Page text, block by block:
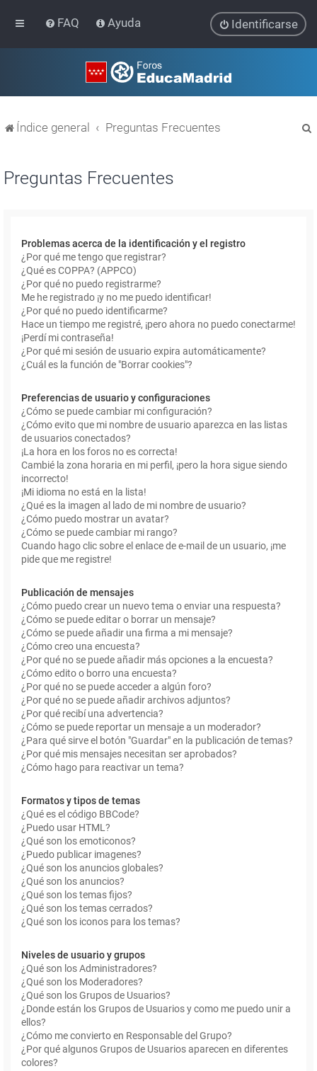
FAQ Ayuda Identificarse
Índice general Preguntas Frecuentes
Preguntas Frecuentes
Problemas acerca de la identificación y el registro
¿Por qué me tengo que registrar?
¿Qué es COPPA? (APPCO)
¿Por qué no puedo registrarme?
Me he registrado ¡y no me puedo identificar!
¿Por qué no puedo identificarme?
Hace un tiempo me registré, ¡pero ahora no puedo conectarme!
¡Perdí mi contraseña!
¿Por qué mi sesión de usuario expira automáticamente?
¿Cuál es la función de "Borrar cookies"?
Preferencias de usuario y configuraciones
¿Cómo se puede cambiar mi configuración?
¿Cómo evito que mi nombre de usuario aparezca en las listas
de usuarios conectados?
¡La hora en los foros no es correcta!
Cambié la zona horaria en mi perfil, ¡pero la hora sigue siendo
incorrecto!
¡Mi idioma no está en la lista!
¿Qué es la imagen al lado de mi nombre de usuario?
¿Cómo puedo mostrar un avatar?
¿Cómo se puede cambiar mi rango?
Cuando hago clic sobre el enlace de e-mail de un usuario, ¡me
pide que me registre!
Publicación de mensajes
¿Cómo puedo crear un nuevo tema o enviar una respuesta?
¿Cómo se puede editar o borrar un mensaje?
¿Cómo se puede añadir una firma a mi mensaje?
¿Cómo creo una encuesta?
¿Por qué no se puede añadir más opciones a la encuesta?
¿Cómo edito o borro una encuesta?
¿Por qué no se puede acceder a algún foro?
¿Por qué no se puede añadir archivos adjuntos?
¿Por qué recibí una advertencia?
¿Cómo se puede reportar un mensaje a un moderador?
¿Para qué sirve el botón "Guardar" en la publicación de temas?
¿Por qué mis mensajes necesitan ser aprobados?
¿Cómo hago para reactivar un tema?
Formatos y tipos de temas
¿Qué es el código BBCode?
¿Puedo usar HTML?
¿Qué son los emoticonos?
¿Puedo publicar imagenes?
¿Qué son los anuncios globales?
¿Qué son los anuncios?
¿Qué son los temas fijos?
¿Qué son los temas cerrados?
¿Qué son los iconos para los temas?
Niveles de usuario y grupos
¿Qué son los Administradores?
¿Qué son los Moderadores?
¿Qué son los Grupos de Usuarios?
¿Donde están los Grupos de Usuarios y como me puedo unir a
ellos?
¿Cómo me convierto en Responsable del Grupo?
¿Por qué algunos Grupos de Usuarios aparecen en diferentes
colores?